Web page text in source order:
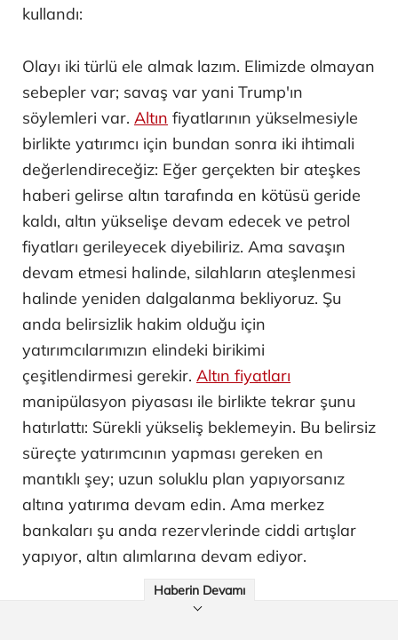
kullandı:
Olayı iki türlü ele almak lazım. Elimizde olmayan
sebepler var; savaş var yani Trump'ın
söylemleri var. Altın fiyatlarının yükselmesiyle
birlikte yatırımcı için bundan sonra iki ihtimali
değerlendireceğiz: Eğer gerçekten bir ateşkes
haberi gelirse altın tarafında en kötüsü geride
kaldı, altın yükselişe devam edecek ve petrol
fiyatları gerileyecek diyebiliriz. Ama savaşın
devam etmesi halinde, silahların ateşlenmesi
halinde yeniden dalgalanma bekliyoruz. Şu
anda belirsizlik hakim olduğu için
yatırımcılarımızın elindeki birikimi
çeşitlendirmesi gerekir. Altın fiyatları
manipülasyon piyasası ile birlikte tekrar şunu
hatırlattı: Sürekli yükseliş beklemeyin. Bu belirsiz
süreçte yatırımcının yapması gereken en
mantıklı şey; uzun soluklu plan yapıyorsanız
altına yatırıma devam edin. Ama merkez
bankaları şu anda rezervlerinde ciddi artışlar
yapıyor, altın alımlarına devam ediyor.
Haberin Devamı